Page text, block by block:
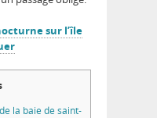
sur l’île
la baie de saint-